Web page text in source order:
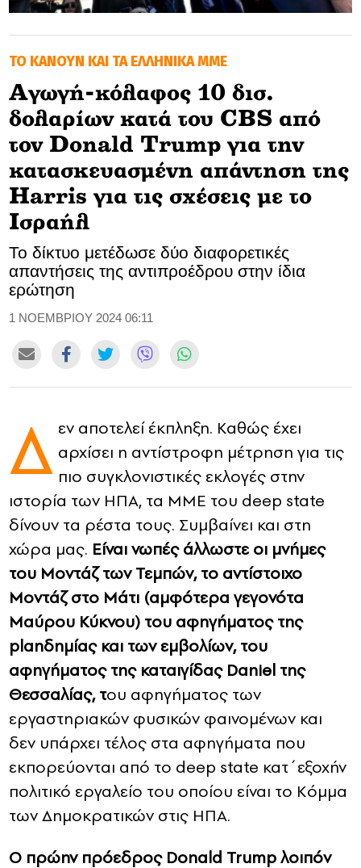
SOOZIE’S FRIENDS
CULTURE
TASTELAND
TECH
HEALTH
MEDIALAND
DRIVE
SPORTS
DIA Y NOCHE
ADVERTISE
TO ΚΑΝΟΥΝ ΚΑΙ ΤΑ ΕΛΛΗΝΙΚΑ ΜΜΕ
Αγωγή-κόλαφος 10 δισ.
δολαρίων κατά του CBS από
τον Donald Trump για την
κατασκευασμένη απάντηση της
Harris για τις σχέσεις με το
Ισραήλ
Το δίκτυο μετέδωσε δύο διαφορετικές
απαντήσεις της αντιπροέδρου στην ίδια
ερώτηση
1 ΝΟΕΜΒΡΙΟΥ 2024 06:11
Δ εν αποτελεί έκπληξη. Καθώς έχει
αρχίσει η αντίστροφη μέτρηση για τις
πιο συγκλονιστικές εκλογές στην
ιστορία των ΗΠΑ, τα ΜΜΕ του deep state
δίνουν τα ρέστα τους. Συμβαίνει και στη
χώρα μας. Είναι νωπές άλλωστε οι μνήμες
του Μοντάζ των Τεμπών, το αντίστοιχο
Μοντάζ στο Μάτι (αμφότερα γεγονότα
Μαύρου Κύκνου) του αφηγήματος της
planδημίας και των εμβολίων, του
αφηγήματος της καταιγίδας Daniel της
Θεσσαλίας, του αφηγήματος των
εργαστηριακών φυσικών φαινομένων και
δεν υπάρχει τέλος στα αφηγήματα που
εκπορεύονται από το deep state κατ΄εξοχήν
πολιτικό εργαλείο του οποίου είναι το Κόμμα
των Δημοκρατικών στις ΗΠΑ.
Ο πρώην πρόεδρος Donald Trump λοιπόν